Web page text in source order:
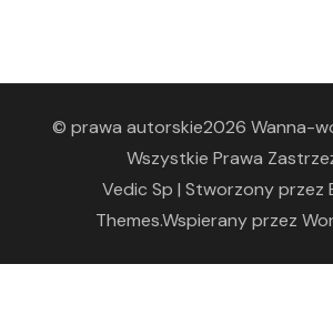
© prawa autorskie2026 Wanna-
Wszystkie Prawa
Vedic Sp | Stworzony przez
Themes.Wspierany przez